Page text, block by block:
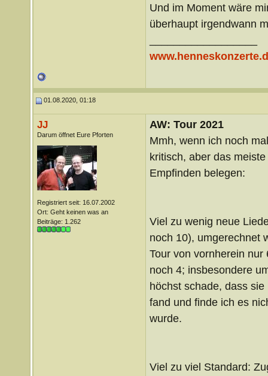
Und im Moment wäre
überhaupt irgendwann
01.08.2020, 01:18
JJ
Darum öffnet Eure Pforten
Registriert seit: 16.07.2002
Ort: Geht keinen was an
Beiträge: 1.262
AW: Tour 2021
Mmh, wenn ich noch
kritisch, aber das
Empfinden belegen:
Viel zu wenig neue
noch 10), umgerechnet
Tour von vornherein
noch 4; insbesondere
höchst schade, dass
fand und finde ich es
wurde.
Viel zu viel Standard: